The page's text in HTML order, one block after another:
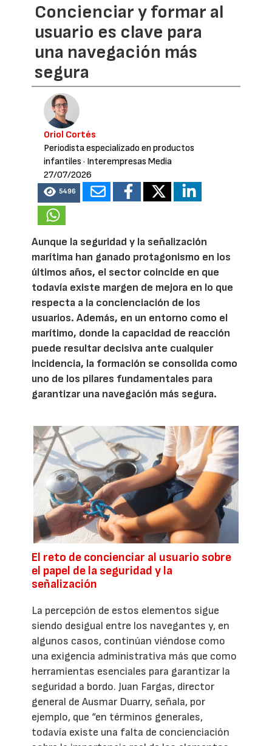
Concienciar y formar al
usuario es clave para
una navegación más
segura
Oriol Cortés
Periodista especializado en productos
infantiles · Interempresas Media
27/07/2026
5496
Aunque la seguridad y la señalización
marítima han ganado protagonismo en los
últimos años, el sector coincide en que
todavía existe margen de mejora en lo que
respecta a la concienciación de los
usuarios. Además, en un entorno como el
marítimo, donde la capacidad de reacción
puede resultar decisiva ante cualquier
incidencia, la formación se consolida como
uno de los pilares fundamentales para
garantizar una navegación más segura.
El reto de concienciar al usuario sobre
el papel de la seguridad y la
señalización
La percepción de estos elementos sigue
siendo desigual entre los navegantes y, en
algunos casos, continúan viéndose como
una exigencia administrativa más que como
herramientas esenciales para garantizar la
seguridad a bordo. Juan Fargas, director
general de Ausmar Duarry, señala, por
ejemplo, que “en términos generales,
todavía existe una falta de concienciación